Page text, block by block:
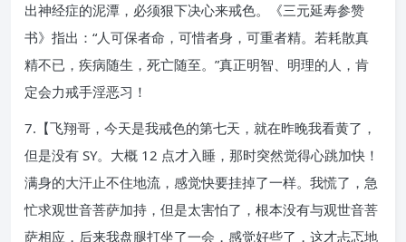
出神经症的泥潭，必须狠下决心来戒色。《三元延寿参赞
书》指出：“人可保者命，可惜者身，可重者精。若耗散真
精不已，疾病随生，死亡随至。”真正明智、明理的人，肯
定会力戒手淫恶习！
7.【飞翔哥，今天是我戒色的第七天，就在昨晚我看黄了，
但是没有 SY。大概 12 点才入睡，那时突然觉得心跳加快！
满身的大汗止不住地流，感觉快要挂掉了一样。我慌了，急
忙求观世音菩萨加持，但是太害怕了，根本没有与观世音菩
萨相应，后来我盘腿打坐了一会，感觉好些了，这才忐忑地